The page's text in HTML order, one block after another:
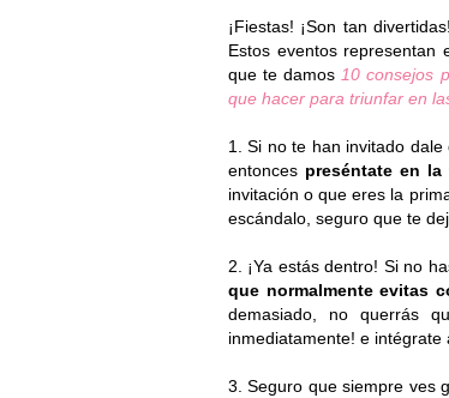
¡Fiestas! ¡Son tan
Estos eventos representan
que te damos 10 consejos
que hacer para triunfar en
1. Si no te han invitado dale
entonces preséntate en
invitación o que eres la
escándalo, seguro que te
2. ¡Ya estás dentro! Si no
que normalmente evitas
demasiado, no querrás
inmediatamente! e intégrate
3. Seguro que siempre ves